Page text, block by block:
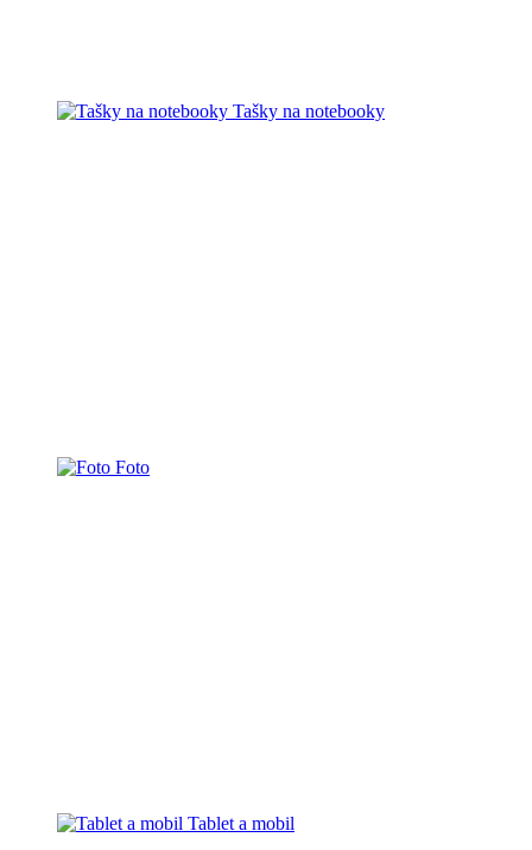
Tašky na notebooky
Foto
Tablet a mobil